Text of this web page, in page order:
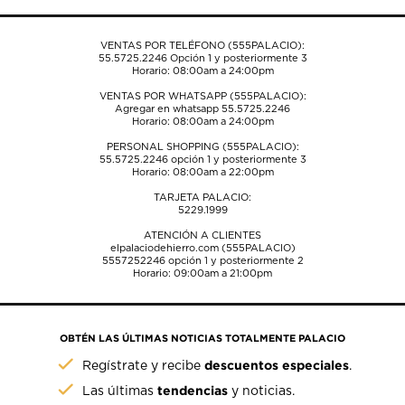
de
de
de
de
de
VENTAS POR TELÉFONO (555PALACIO):
55.5725.2246Opción 1 y posteriormente 3
Horario: 08:00am a 24:00pm
VENTAS POR WHATSAPP (555PALACIO):
Agregar en whatsapp 55.5725.2246
Horario: 08:00am a 24:00pm
PERSONAL SHOPPING (555PALACIO):
55.5725.2246opción 1 y posteriormente 3
Horario: 08:00am a 22:00pm
TARJETA PALACIO:
5229.1999
ATENCIÓN A CLIENTES
elpalaciodehierro.com (555PALACIO)
5557252246opción 1 y posteriormente 2
Horario: 09:00am a 21:00pm
OBTÉN LAS ÚLTIMAS NOTICIAS TOTALMENTE PALACIO
Regístrate y recibedescuentos especiales.
Las últimastendencias y noticias.